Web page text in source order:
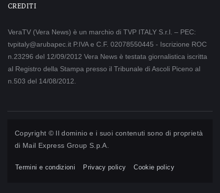
CREDITI
VeraTV (Vera News) è un marchio di TVP ITALY S.r.l. – PEC:
tvpitaly@arubapec.it P.IVA e C.F. 02078550445 - Iscrizione ROC
n.23296 del 12/09/2012 Vera News è testata giornalistica iscritta
al Registro della Stampa presso il Tribunale di Ascoli Piceno al
n.503 del 14/08/2012.
Copyright © Il dominio e i suoi contenuti sono di proprietà
di Mail Express Group S.p.A.
Termini e condizioni Privacy policy Cookie policy